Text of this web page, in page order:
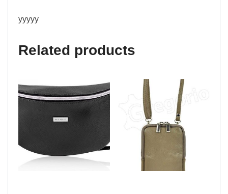
yyyyy
Related products